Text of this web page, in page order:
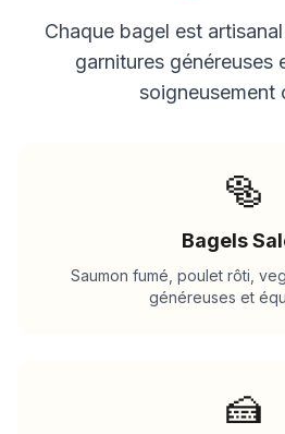
Chaque bagel est
garnitures généreuses
soigneusement
🥯
Bagels
Saumon fumé, poulet rôti,
généreuses et
🍰